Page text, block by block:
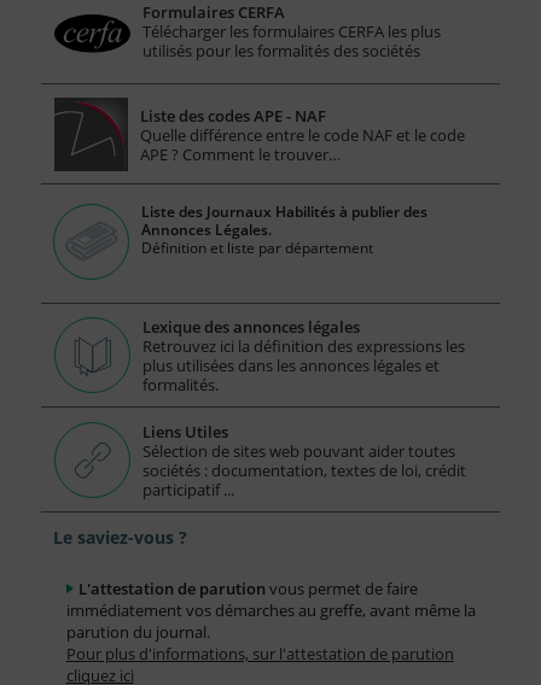
Formulaires CERFA
Télécharger les formulaires CERFA les plus
utilisés pour les formalités des sociétés
Liste des codes APE - NAF
Quelle différence entre le code NAF et le code
APE ? Comment le trouver…
Liste des Journaux Habilités à publier des
Annonces Légales.
Définition et liste par département
Lexique des annonces légales
Retrouvez ici la définition des expressions les
plus utilisées dans les annonces légales et
formalités.
Liens Utiles
Sélection de sites web pouvant aider toutes
sociétés : documentation, textes de loi, crédit
participatif ...
Le saviez-vous ?
L'attestation de parution vous permet de faire
immédiatement vos démarches au greffe, avant même la
parution du journal.
Pour plus d'informations, sur l'attestation de parution
cliquez ici